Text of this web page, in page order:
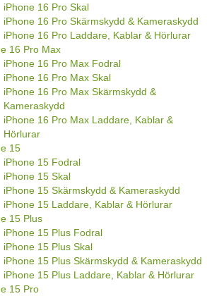
iPhone 16 Pro Skal
iPhone 16 Pro Skärmskydd & Kameraskydd
iPhone 16 Pro Laddare, Kablar & Hörlurar
16 Pro Max
iPhone 16 Pro Max Fodral
iPhone 16 Pro Max Skal
iPhone 16 Pro Max Skärmskydd &
Kameraskydd
iPhone 16 Pro Max Laddare, Kablar &
Hörlurar
15
iPhone 15 Fodral
iPhone 15 Skal
iPhone 15 Skärmskydd & Kameraskydd
iPhone 15 Laddare, Kablar & Hörlurar
15 Plus
iPhone 15 Plus Fodral
iPhone 15 Plus Skal
iPhone 15 Plus Skärmskydd & Kameraskydd
iPhone 15 Plus Laddare, Kablar & Hörlurar
15 Pro